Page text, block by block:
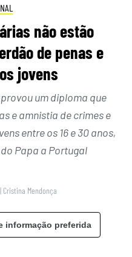
não estão
de penas e
jovens
um diploma que
e amnistia de crimes e
entre os 16 e 30 anos,
Papa a Portugal
| Cristina Mendonça
informação preferida